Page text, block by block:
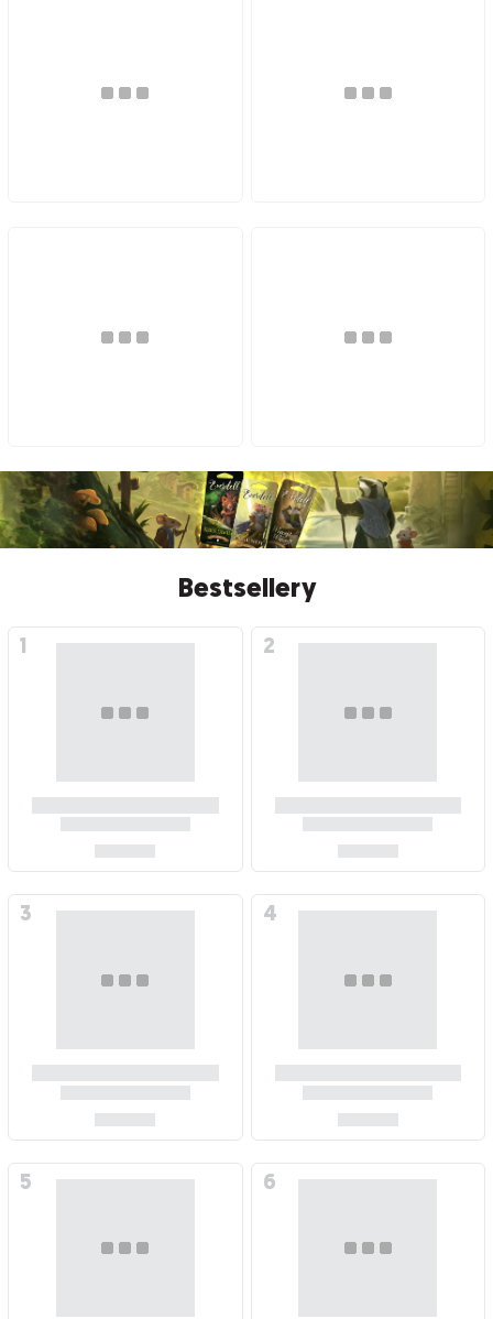
Bestsellery